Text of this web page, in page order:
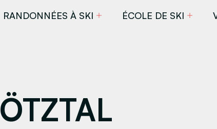
RANDONNÉES À SKI ÉCOLE DE SKI
ÖTZTAL